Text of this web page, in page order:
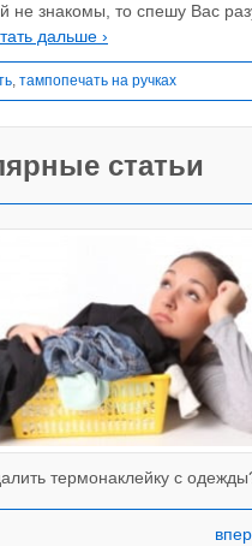
не знакомы, то спешу Вас
дальше ›
, тампопечать на ручках
статьи
термонаклейку с